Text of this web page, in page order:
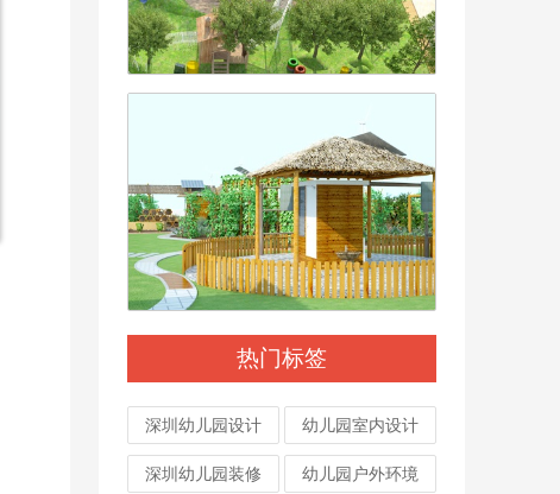
热门标签
深圳幼儿园设计 幼儿园室内设计
深圳幼儿园装修 幼儿园户外环境